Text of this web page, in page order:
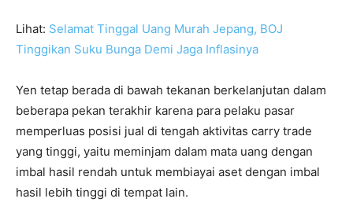
Lihat: Selamat Tinggal Uang Murah Jepang, BOJ
Tinggikan Suku Bunga Demi Jaga Inflasinya
Yen tetap berada di bawah tekanan berkelanjutan dalam
beberapa pekan terakhir karena para pelaku pasar
memperluas posisi jual di tengah aktivitas carry trade
yang tinggi, yaitu meminjam dalam mata uang dengan
imbal hasil rendah untuk membiayai aset dengan imbal
hasil lebih tinggi di tempat lain.